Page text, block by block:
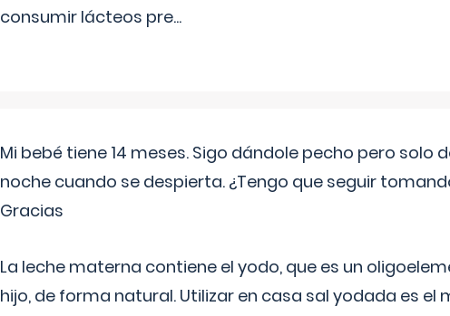
consumir lácteos pre...
Mi bebé tiene 14 meses. Sigo dándole pecho pero solo
noche cuando se despierta. ¿Tengo que seguir
Gracias
La leche materna contiene el yodo, que es un
hijo, de forma natural. Utilizar en casa sal yodada es